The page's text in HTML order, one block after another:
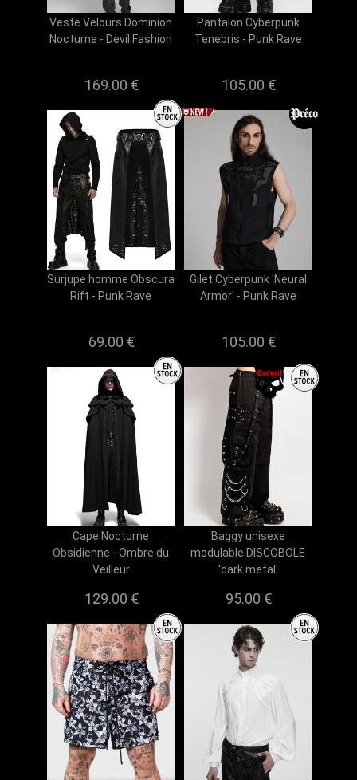
Veste Velours Dominion
Nocturne - Devil Fashion
169.00 €
Pantalon Cyberpunk
Tenebris - Punk Rave
105.00 €
Surjupe homme Obscura
Rift - Punk Rave
69.00 €
Gilet Cyberpunk 'Neural
Armor' - Punk Rave
105.00 €
Cape Nocturne
Obsidienne - Ombre du
Veilleur
129.00 €
Baggy unisexe
modulable DISCOBOLE
'dark metal'
95.00 €